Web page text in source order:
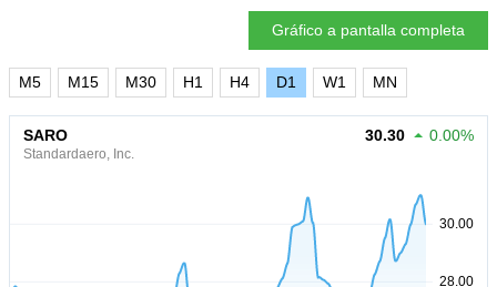
Gráfico a pantalla completa
M5 M15 M30 H1 H4 D1 W1 MN
SARO
Standardaero, Inc.
30.30 0.00%